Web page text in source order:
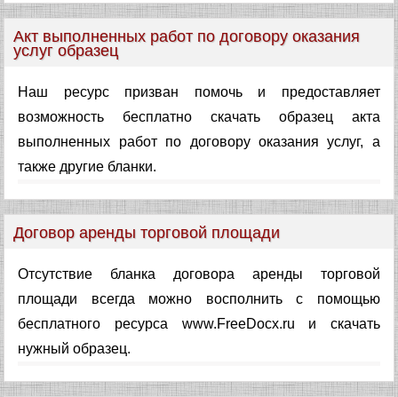
Акт выполненных работ по договору оказания
услуг образец
Наш ресурс призван помочь и предоставляет
возможность бесплатно скачать образец акта
выполненных работ по договору оказания услуг, а
также другие бланки.
Договор аренды торговой площади
Отсутствие бланка договора аренды торговой
площади всегда можно восполнить с помощью
бесплатного ресурса www.FreeDocx.ru и скачать
нужный образец.